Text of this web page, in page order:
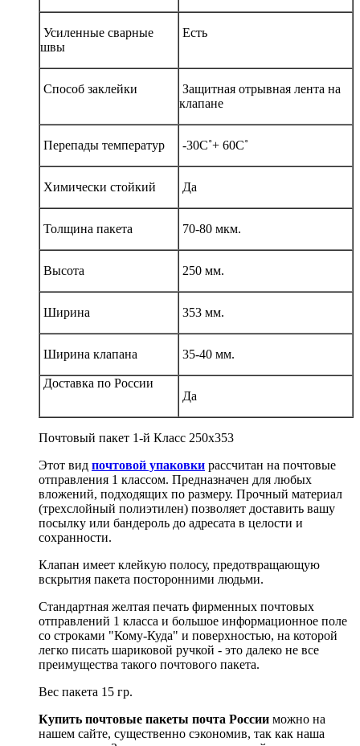
Усиленные сварные
швы
Есть
Способ заклейки
Защитная отрывная лента на
клапане
Перепады температур -30С˚+ 60С˚
Химически стойкий Да
Толщина пакета 70-80 мкм.
Высота 250 мм.
Ширина 353 мм.
Ширина клапана 35-40 мм.
Доставка по России
Да
Почтовый пакет 1-й Класс 250х353
Этот вид почтовой упаковки рассчитан на почтовые
отправления 1 классом. Предназначен для любых
вложений, подходящих по размеру. Прочный материал
(трехслойный полиэтилен) позволяет доставить вашу
посылку или бандероль до адресата в целости и
сохранности.
Клапан имеет клейкую полосу, предотвращающую
вскрытия пакета посторонними людьми.
Стандартная желтая печать фирменных почтовых
отправлений 1 класса и большое информационное поле
со строками "Кому-Куда" и поверхностью, на которой
легко писать шариковой ручкой - это далеко не все
преимущества такого почтового пакета.
Вес пакета 15 гр.
Купить почтовые пакеты почта России можно на
нашем сайте, существенно сэкономив, так как наша